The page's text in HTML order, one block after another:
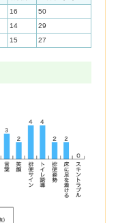
16
50
14
29
15 27